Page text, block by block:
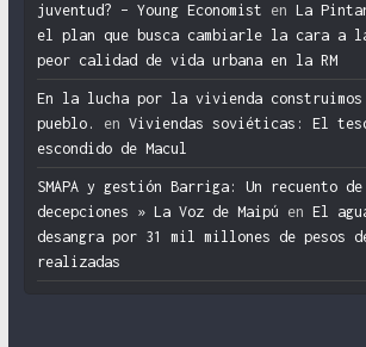
juventud? – Young Economist en La
el plan que busca cambiarle la cara a la
peor calidad de vida urbana en la RM
En la lucha por la vivienda
pueblo.
en Viviendas soviéticas: El
escondido de Macul
SMAPA y gestión Barriga: Un recuento de
decepciones » La Voz de Maipú en El
desangra por 31 mil millones de pesos
realizadas